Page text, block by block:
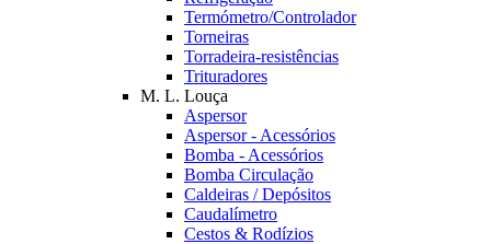
Termómetro/Controlador
Torneiras
Torradeira-resistências
Trituradores
M. L. Louça
Aspersor
Aspersor - Acessórios
Bomba - Acessórios
Bomba Circulação
Caldeiras / Depósitos
Caudalímetro
Cestos & Rodízios